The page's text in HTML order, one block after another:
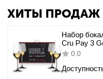
ХИТЫ ПРОДАЖ
Набор
Cru Pay 3
Riedel
0.0